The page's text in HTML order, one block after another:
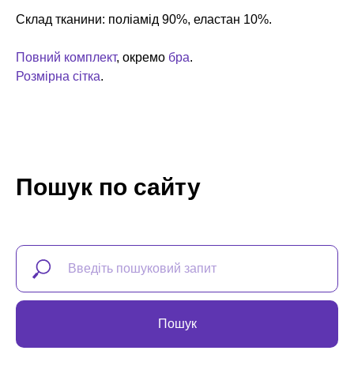
Склад тканини: поліамід 90%, еластан 10%.
Повний комплект, окремо бра.
Розмірна сітка.
Пошук по сайту
Пошук